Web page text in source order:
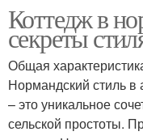
классическом
Нормандские
Коттедж в
секреты
Общая
Нормандский стиль в
– это уникальное
сельской простоты.